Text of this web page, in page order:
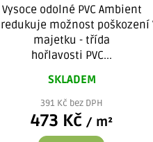
Vysoce odolné PVC Ambient
redukuje možnost poškození
majetku - třída
hořlavosti PVC...
SKLADEM
391 Kč bez DPH
473 Kč / m²